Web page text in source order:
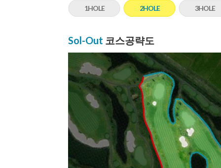
1HOLE 2HOLE 3HOLE
Sol-Out 코스공략도